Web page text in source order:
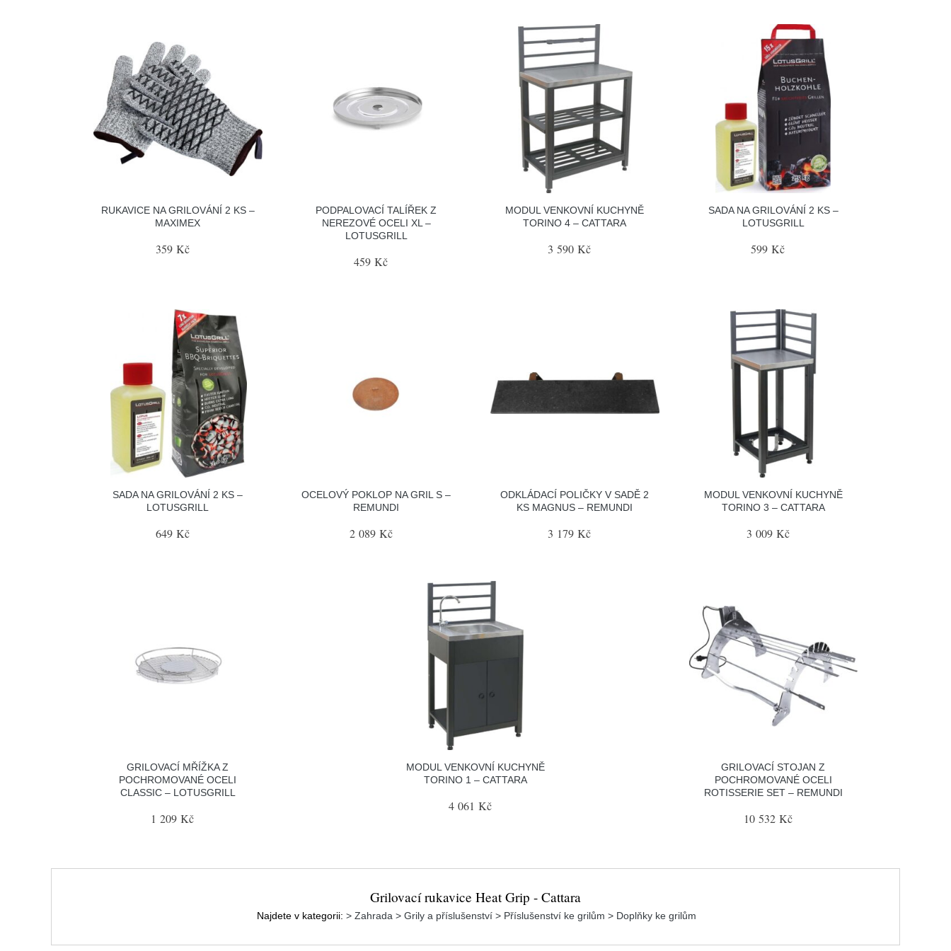
RUKAVICE NA GRILOVÁNÍ 2 KS –
MAXIMEX
359 Kč
PODPALOVACÍ TALÍŘEK Z
NEREZOVÉ OCELI XL –
LOTUSGRILL
459 Kč
MODUL VENKOVNÍ KUCHYNĚ
TORINO 4 – CATTARA
3 590 Kč
SADA NA GRILOVÁNÍ 2 KS –
LOTUSGRILL
599 Kč
SADA NA GRILOVÁNÍ 2 KS –
LOTUSGRILL
649 Kč
OCELOVÝ POKLOP NA GRIL S –
REMUNDI
2 089 Kč
ODKLÁDACÍ POLIČKY V SADĚ 2
KS MAGNUS – REMUNDI
3 179 Kč
MODUL VENKOVNÍ KUCHYNĚ
TORINO 3 – CATTARA
3 009 Kč
GRILOVACÍ MŘÍŽKA Z
POCHROMOVANÉ OCELI
CLASSIC – LOTUSGRILL
1 209 Kč
MODUL VENKOVNÍ KUCHYNĚ
TORINO 1 – CATTARA
4 061 Kč
GRILOVACÍ STOJAN Z
POCHROMOVANÉ OCELI
ROTISSERIE SET – REMUNDI
10 532 Kč
Grilovací rukavice Heat Grip - Cattara
Najdete v kategorii: > Zahrada > Grily a příslušenství > Příslušenství ke grilům > Doplňky ke grilům